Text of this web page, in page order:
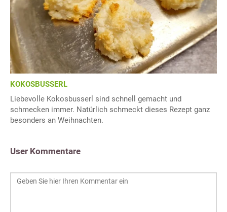
KOKOSBUSSERL
Liebevolle Kokosbusserl sind schnell gemacht und
schmecken immer. Natürlich schmeckt dieses Rezept ganz
besonders an Weihnachten.
User Kommentare